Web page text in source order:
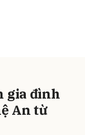
gia đình
An từ